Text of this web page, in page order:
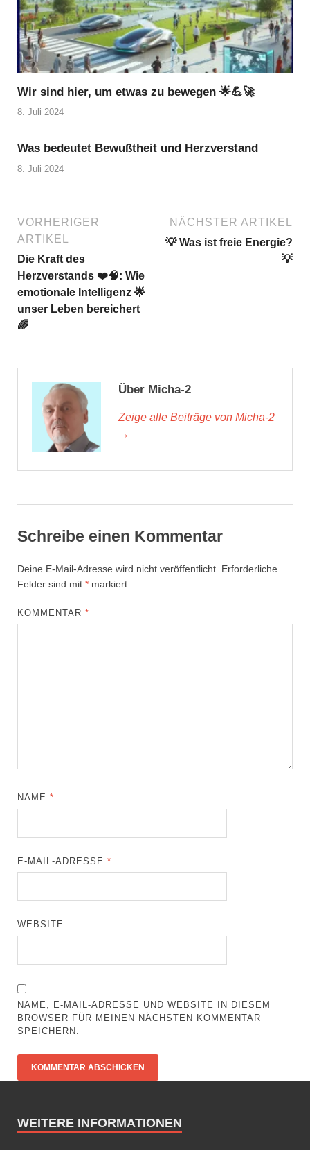
Wir sind hier, um etwas zu bewegen 🌟💪🚀
8. Juli 2024
Was bedeutet Bewußtheit und Herzverstand
8. Juli 2024
VORHERIGER
ARTIKEL
Die Kraft des
Herzverstands ❤️🧠: Wie
emotionale Intelligenz 🌟
unser Leben bereichert
🌈
NÄCHSTER ARTIKEL
💡 Was ist freie Energie?
💡
Über Micha-2
Zeige alle Beiträge von Micha-2
→
Schreibe einen Kommentar
Deine E-Mail-Adresse wird nicht veröffentlicht. Erforderliche
Felder sind mit * markiert
KOMMENTAR*
NAME*
E-MAIL-ADRESSE*
WEBSITE
NAME, E-MAIL-ADRESSE UND WEBSITE IN DIESEM
BROWSER FÜR MEINEN NÄCHSTEN KOMMENTAR
SPEICHERN.
WEITERE INFORMATIONEN